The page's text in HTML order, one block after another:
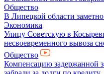
Общество
В Липецкой области
Экономика
Улицу Советскую в
несвоевременного вывоза
Общество
Компенсацию задержанной